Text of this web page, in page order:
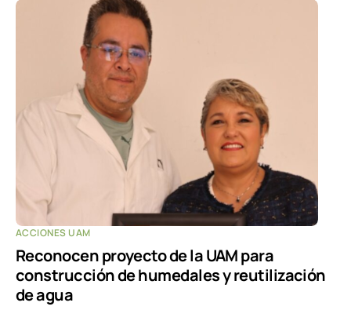
ACCIONES UAM
Reconocen proyecto de la UAM para
construcción de humedales y reutilización
de agua